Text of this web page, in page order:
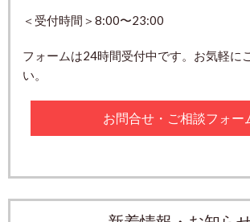
＜受付時間＞8:00〜23:00
フォームは24時間受付中です。お気軽に
い。
お問合せ・ご相談フォー